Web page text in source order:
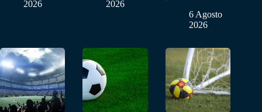
2026
2026
6 Agosto
2026